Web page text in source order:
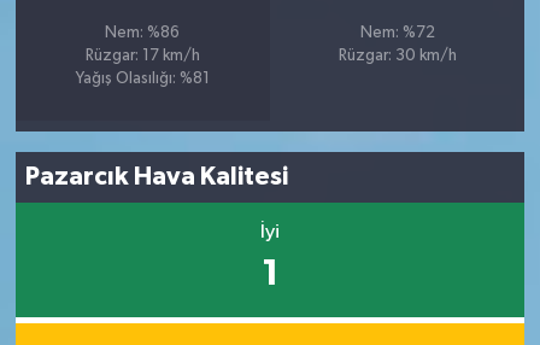
Nem: %86
Rüzgar: 17 km/h
Yağış Olasılığı: %81
Nem: %72
Rüzgar: 30 km/h
Pazarcık Hava Kalitesi
İyi
1